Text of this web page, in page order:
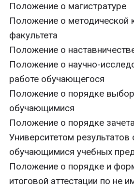
Положение о магистратуре
Положение о методической
факультета
Положение о
Положение о научно-
работе обучающегося
Положение о порядке
обучающимися
Положение о порядке
Университетом результатов
обучающимися учебных
Положение о порядке и
итоговой аттестации по не